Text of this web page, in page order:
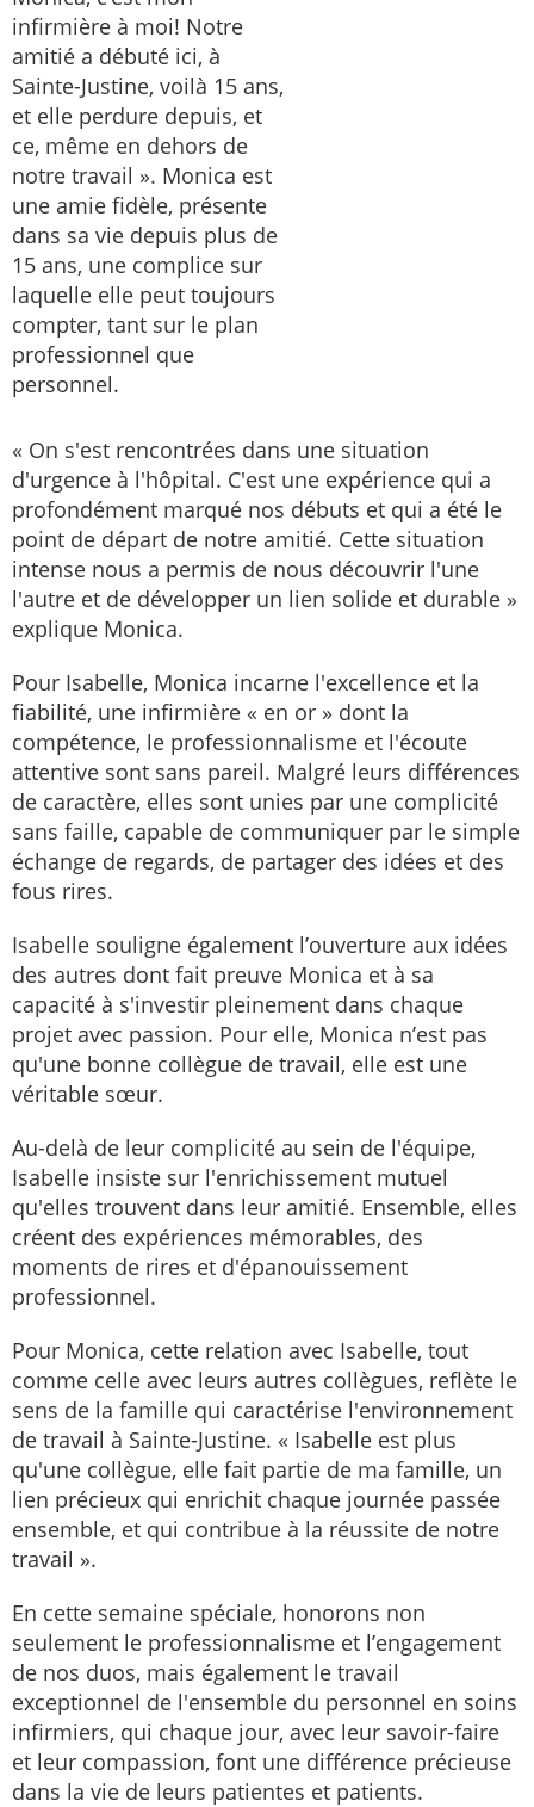
infirmière à moi! Notre
amitié a débuté ici, à
Sainte-Justine, voilà 15 ans,
et elle perdure depuis, et
ce, même en dehors de
notre travail ». Monica est
une amie fidèle, présente
dans sa vie depuis plus de
15 ans, une complice sur
laquelle elle peut toujours
compter, tant sur le plan
professionnel que
personnel.
« On s'est rencontrées dans une situation
d'urgence à l'hôpital. C'est une expérience qui a
profondément marqué nos débuts et qui a été le
point de départ de notre amitié. Cette situation
intense nous a permis de nous découvrir l'une
l'autre et de développer un lien solide et durable »
explique Monica.
Pour Isabelle, Monica incarne l'excellence et la
fiabilité, une infirmière « en or » dont la
compétence, le professionnalisme et l'écoute
attentive sont sans pareil. Malgré leurs différences
de caractère, elles sont unies par une complicité
sans faille, capable de communiquer par le simple
échange de regards, de partager des idées et des
fous rires.
Isabelle souligne également l’ouverture aux idées
des autres dont fait preuve Monica et à sa
capacité à s'investir pleinement dans chaque
projet avec passion. Pour elle, Monica n’est pas
qu'une bonne collègue de travail, elle est une
véritable sœur.
Au-delà de leur complicité au sein de l'équipe,
Isabelle insiste sur l'enrichissement mutuel
qu'elles trouvent dans leur amitié. Ensemble, elles
créent des expériences mémorables, des
moments de rires et d'épanouissement
professionnel.
Pour Monica, cette relation avec Isabelle, tout
comme celle avec leurs autres collègues, reflète le
sens de la famille qui caractérise l'environnement
de travail à Sainte-Justine. « Isabelle est plus
qu'une collègue, elle fait partie de ma famille, un
lien précieux qui enrichit chaque journée passée
ensemble, et qui contribue à la réussite de notre
travail ».
En cette semaine spéciale, honorons non
seulement le professionnalisme et l’engagement
de nos duos, mais également le travail
exceptionnel de l'ensemble du personnel en soins
infirmiers, qui chaque jour, avec leur savoir-faire
et leur compassion, font une différence précieuse
dans la vie de leurs patientes et patients.